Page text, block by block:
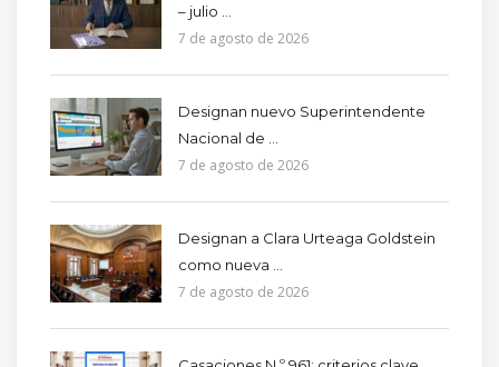
– julio ...
7 de agosto de 2026
Designan nuevo Superintendente
Nacional de ...
7 de agosto de 2026
Designan a Clara Urteaga Goldstein
como nueva ...
7 de agosto de 2026